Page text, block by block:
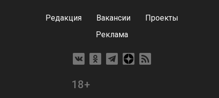
Редакция Вакансии
Проекты
Реклама
18+